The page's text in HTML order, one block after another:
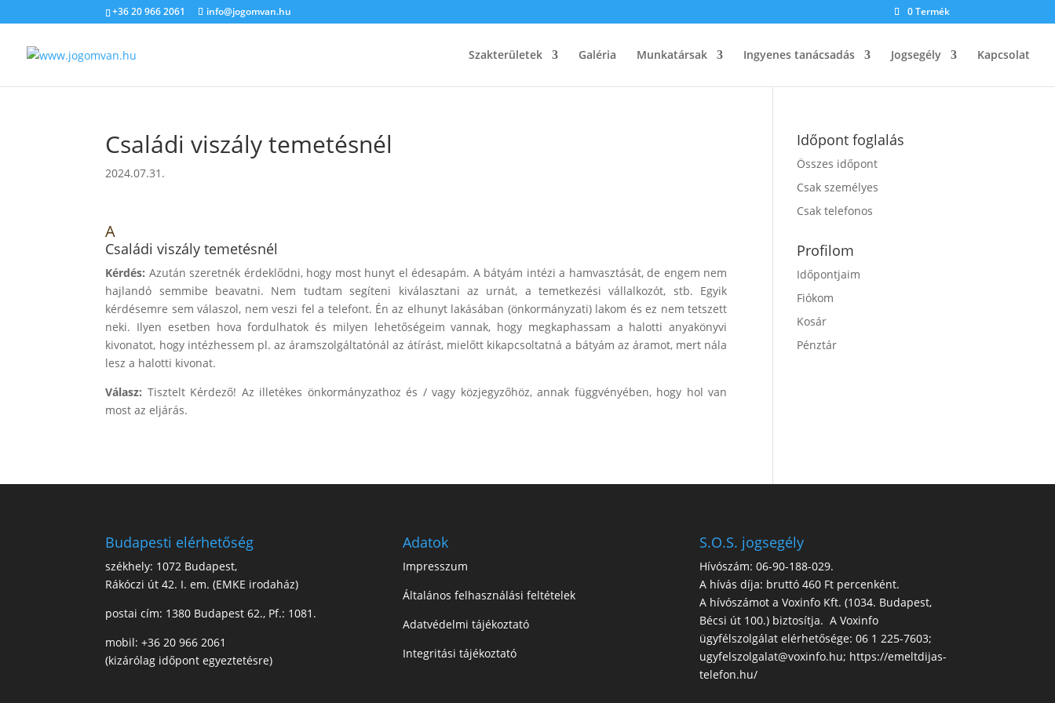
+36 20 966 2061 info@jogomvan.hu 0 Termék
Szakterületek Galéria Munkatársak Ingyenes tanácsadás Jogsegély Kapcsolat
Családi viszály temetésnél
2024.07.31.
A
Családi viszály temetésnél
Kérdés: Azután szeretnék érdeklődni, hogy most hunyt el édesapám. A bátyám intézi a hamvasztását, de engem nem
hajlandó semmibe beavatni. Nem tudtam segíteni kiválasztani az urnát, a temetkezési vállalkozót, stb. Egyik
kérdésemre sem válaszol, nem veszi fel a telefont. Én az elhunyt lakásában (önkormányzati) lakom és ez nem tetszett
neki. Ilyen esetben hova fordulhatok és milyen lehetőségeim vannak, hogy megkaphassam a halotti anyakönyvi
kivonatot, hogy intézhessem pl. az áramszolgáltatónál az átírást, mielőtt kikapcsoltatná a bátyám az áramot, mert nála
lesz a halotti kivonat.
Válasz: Tisztelt Kérdező! Az illetékes önkormányzathoz és / vagy közjegyzőhöz, annak függvényében, hogy hol van
most az eljárás.
Időpont foglalás
Összes időpont
Csak személyes
Csak telefonos
Profilom
Időpontjaim
Fiókom
Kosár
Pénztár
Budapesti elérhetőség
székhely: 1072 Budapest,
Rákóczi út 42. I. em. (EMKE irodaház)
postai cím: 1380 Budapest 62., Pf.: 1081.
mobil: +36 20 966 2061
(kizárólag időpont egyeztetésre)
Adatok
Impresszum
Általános felhasználási feltételek
Adatvédelmi tájékoztató
Integritási tájékoztató
S.O.S. jogsegély
Hívószám: 06-90-188-029.
A hívás díja: bruttó 460 Ft percenként.
A hívószámot a Voxinfo Kft. (1034. Budapest,
Bécsi út 100.) biztosítja. A Voxinfo
ügyfélszolgálat elérhetősége: 06 1 225-7603;
ugyfelszolgalat@voxinfo.hu; https://emeltdijas-
telefon.hu/